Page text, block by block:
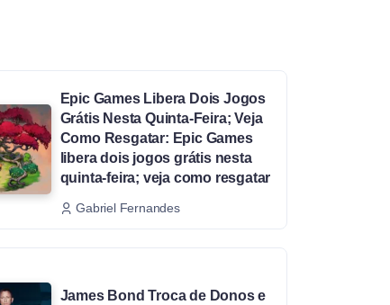
Epic Games Libera Dois Jogos
Grátis Nesta Quinta-Feira; Veja
Como Resgatar: Epic Games
libera dois jogos grátis nesta
quinta-feira; veja como resgatar
Gabriel Fernandes
James Bond Troca de Donos e